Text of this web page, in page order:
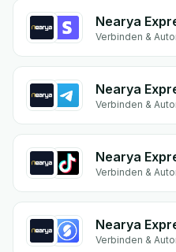
Nearya
Verbinden &
Nearya
Verbinden &
Nearya
Verbinden &
Nearya
Verbinden &